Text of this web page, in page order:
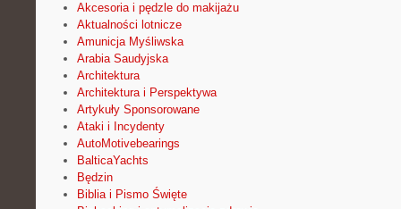
Akcesoria i pędzle do makijażu
Aktualności lotnicze
Amunicja Myśliwska
Arabia Saudyjska
Architektura
Architektura i Perspektywa
Artykuły Sponsorowane
Ataki i Incydenty
AutoMotivebearings
BalticaYachts
Będzin
Biblia i Pismo Święte